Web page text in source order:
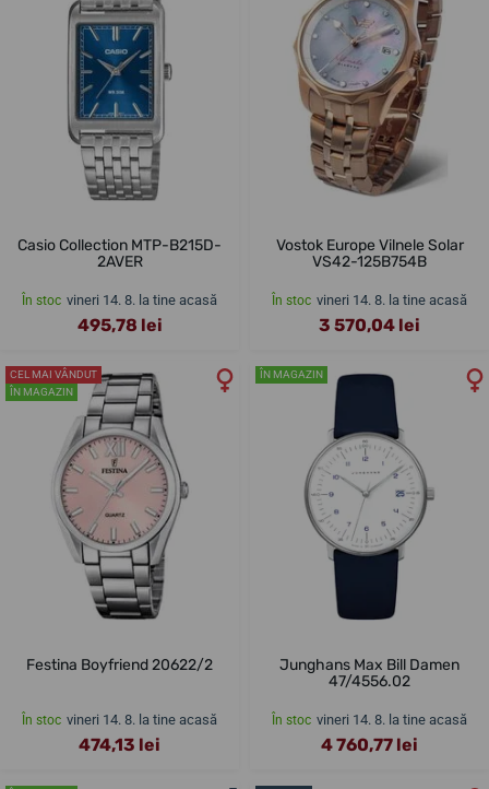
Casio Collection MTP-B215D-
2AVER
În stoc vineri 14. 8. la tine acasă
495,78 lei
Vostok Europe Vilnele Solar
VS42-125B754B
În stoc vineri 14. 8. la tine acasă
3 570,04 lei
CEL MAI VÂNDUT
ÎN MAGAZIN
Festina Boyfriend 20622/2
În stoc vineri 14. 8. la tine acasă
474,13 lei
ÎN MAGAZIN
Junghans Max Bill Damen
47/4556.02
În stoc vineri 14. 8. la tine acasă
4 760,77 lei